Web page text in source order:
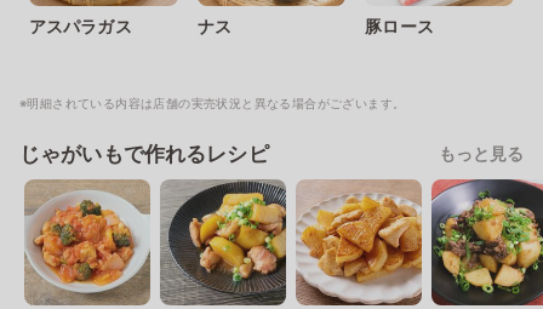
アスパラガス ナス 豚ロース
※明細されている内容は店舗の実売状況と異なる場合がございます。
じゃがいもで作れるレシピ もっと見る